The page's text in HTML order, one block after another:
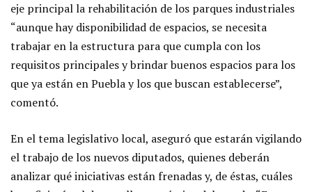
eje principal la rehabilitación de los parques industriales
“aunque hay disponibilidad de espacios, se necesita
trabajar en la estructura para que cumpla con los
requisitos principales y brindar buenos espacios para los
que ya están en Puebla y los que buscan establecerse”,
comentó.
En el tema legislativo local, aseguró que estarán vigilando
el trabajo de los nuevos diputados, quienes deberán
analizar qué iniciativas están frenadas y, de éstas, cuáles